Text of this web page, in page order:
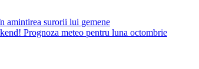
amintirea surorii lui gemene
Prognoza meteo pentru luna octombrie